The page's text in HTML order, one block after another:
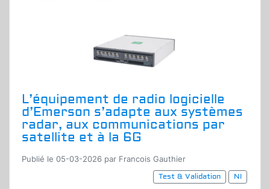
L’équipement de radio logicielle
d’Emerson s’adapte aux systèmes
radar, aux communications par
satellite et à la 6G
Publié le 05-03-2026 par Francois Gauthier
Test & Validation
NI